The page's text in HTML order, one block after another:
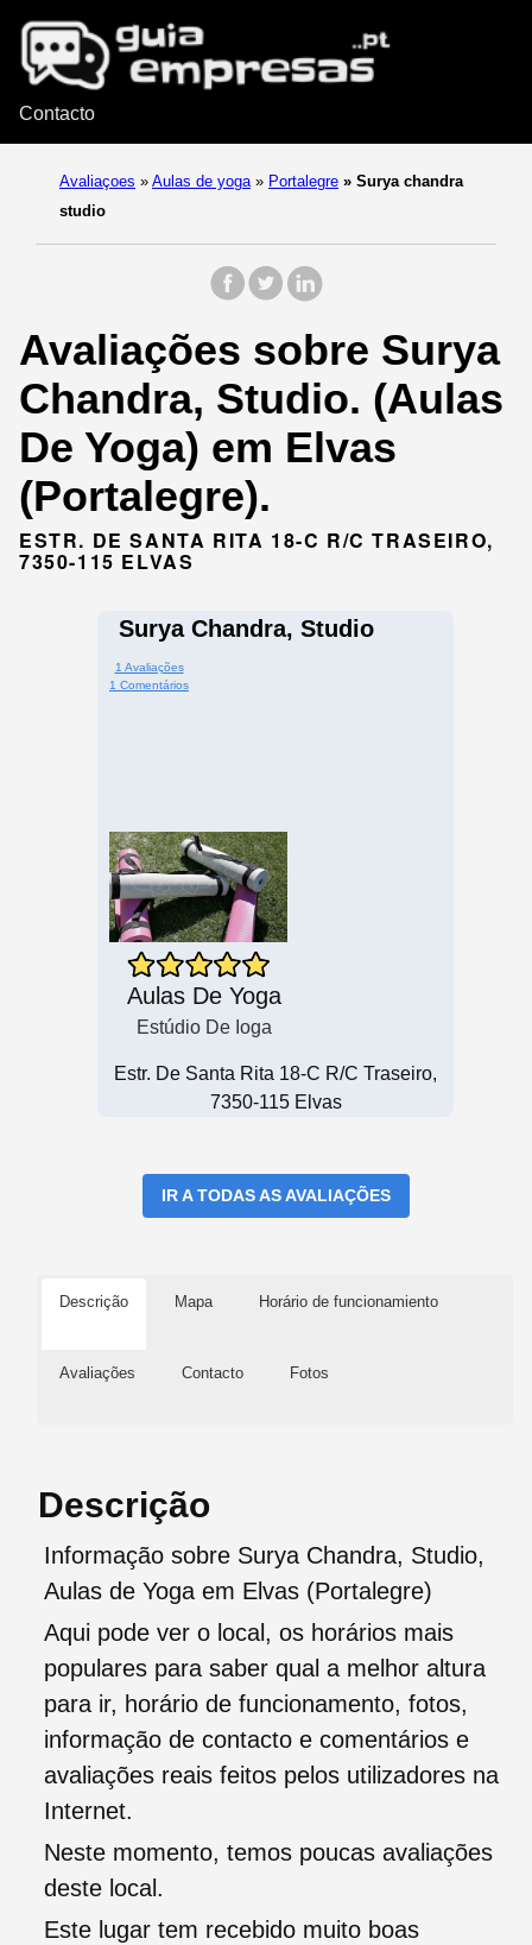
Contacto
Avaliaçoes » Aulas de yoga » Portalegre » Surya chandra
studio
Avaliações sobre Surya
Chandra, Studio. (Aulas
De Yoga) em Elvas
(Portalegre).
ESTR. DE SANTA RITA 18-C R/C TRASEIRO,
7350-115 ELVAS
Surya Chandra, Studio
1 Avaliações
1 Comentários
Aulas De Yoga
Estúdio De Ioga
Estr. De Santa Rita 18-C R/C Traseiro,
7350-115 Elvas
IR A TODAS AS AVALIAÇÕES
Descrição Mapa Horário de funcionamiento
Avaliações Contacto Fotos
Descrição
Informação sobre Surya Chandra, Studio,
Aulas de Yoga em Elvas (Portalegre)
Aqui pode ver o local, os horários mais
populares para saber qual a melhor altura
para ir, horário de funcionamento, fotos,
informação de contacto e comentários e
avaliações reais feitos pelos utilizadores na
Internet.
Neste momento, temos poucas avaliações
deste local.
Este lugar tem recebido muito boas